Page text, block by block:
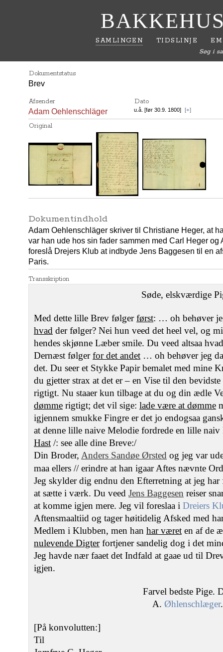
SAMLINGEN TIDSLINJE
Søg i
Dokumentstatus
Brev
Afsender Dato
Adam Oehlenschläger u.å. [før 30.9. 1800] [+]
Original
Dokumentindhold
Adam Oehlenschläger skriver til Christiane Heger, at
var han ude hos sin fader sammen med Carl Heger
foreslå Drejers Klub at indbyde Jens Baggesen til en
Paris.
Transskription
Søde, elskværdige
Med dette lille Brev følgerførst: … oh behøver
hvad der følger? Nei hun veed det heel vel, og
hendes skjønne Læber smile. Du veed altsaa
Dernæst følgerfor det andet … oh behøver jeg
det. Du seer et Stykke Papir bemalet med mine
du gjetter strax at det er – en Vise til den
rigtigt. Nu staaer kun tilbage at du og din ædle
dømme rigtigt; det vil sige: lade være at dømme
igjennem smukke Fingre er det jo endogsaa
at denne lille naive Melodie fordrede en lille
Hast /: see alle dine Breve:/
Din Broder, Anders Sandøe Ørsted og jeg var
maa ellers // erindre at han igaar Aftes nævnte
Jeg skylder dig endnu den Efterretning at jeg har
at sætte i værk. Du veed Jens Baggesen reiser
at komme igjen mere. Jeg vil foreslaa i Dreiers
Aftensmaaltiid og tager høitidelig Afsked med
Medlem i Klubben, men han har været en af de
nulevende Digterfortjener sandelig dog i det
Jeg havde nær faaet det Indfald at gaae ud til
igjen.
Farvel bedste Pige.
A. Øhlenschlæger.
[På konvolutten:]
Til